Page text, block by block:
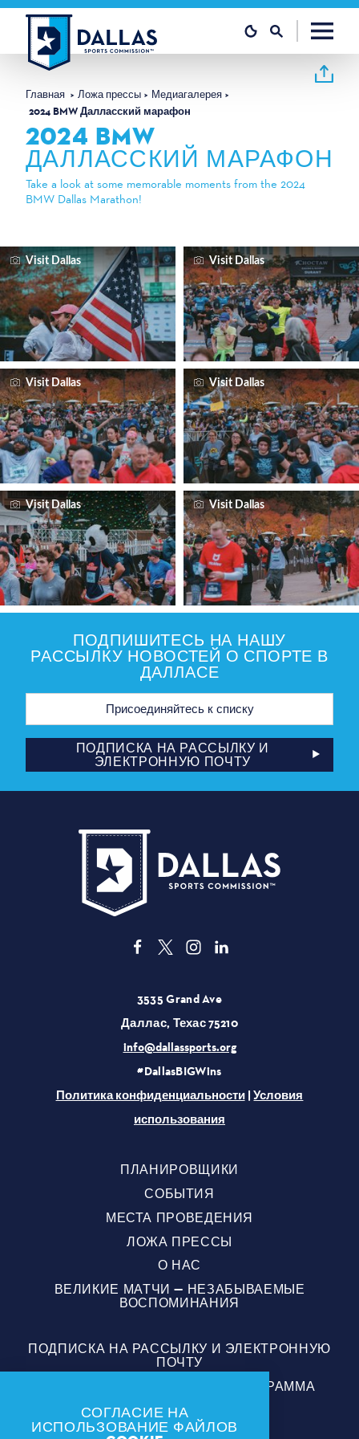
Перейти к содержанию
Главная Ложа прессы
Медиагалерея
2024 BMW Далласский марафон
2024 BMW
ДАЛЛАССКИЙ МАРАФОН
Take a look at some memorable moments from the 2024
BMW Dallas Marathon!
Visit Dallas Visit Dallas
Visit Dallas Visit Dallas
Visit Dallas Visit Dallas
ПОДПИШИТЕСЬ НА НАШУ
РАССЫЛКУ НОВОСТЕЙ О СПОРТЕ В
ДАЛЛАСЕ
Адрес
почты
ПОДПИСКА НА РАССЫЛКУ И
ЭЛЕКТРОННУЮ ПОЧТУ
3535 Grand Ave
Даллас, Техас 75210
info@dallassports.org
#DallasBIGWins
Политика конфиденциальности|Условия
использования
ПЛАНИРОВЩИКИ
СОБЫТИЯ
МЕСТА ПРОВЕДЕНИЯ
ЛОЖА ПРЕССЫ
О НАС
ВЕЛИКИЕ МАТЧИ — НЕЗАБЫВАЕМЫЕ
ВОСПОМИНАНИЯ
ПОДПИСКА НА РАССЫЛКУ И ЭЛЕКТРОННУЮ
ПОЧТУ
МОЛОДЕЖНАЯ БИЛЕТНАЯ ПРОГРАММА
ВОЛОНТЕРЫ
СОГЛАСИЕ НА
ИСПОЛЬЗОВАНИЕ ФАЙЛОВ